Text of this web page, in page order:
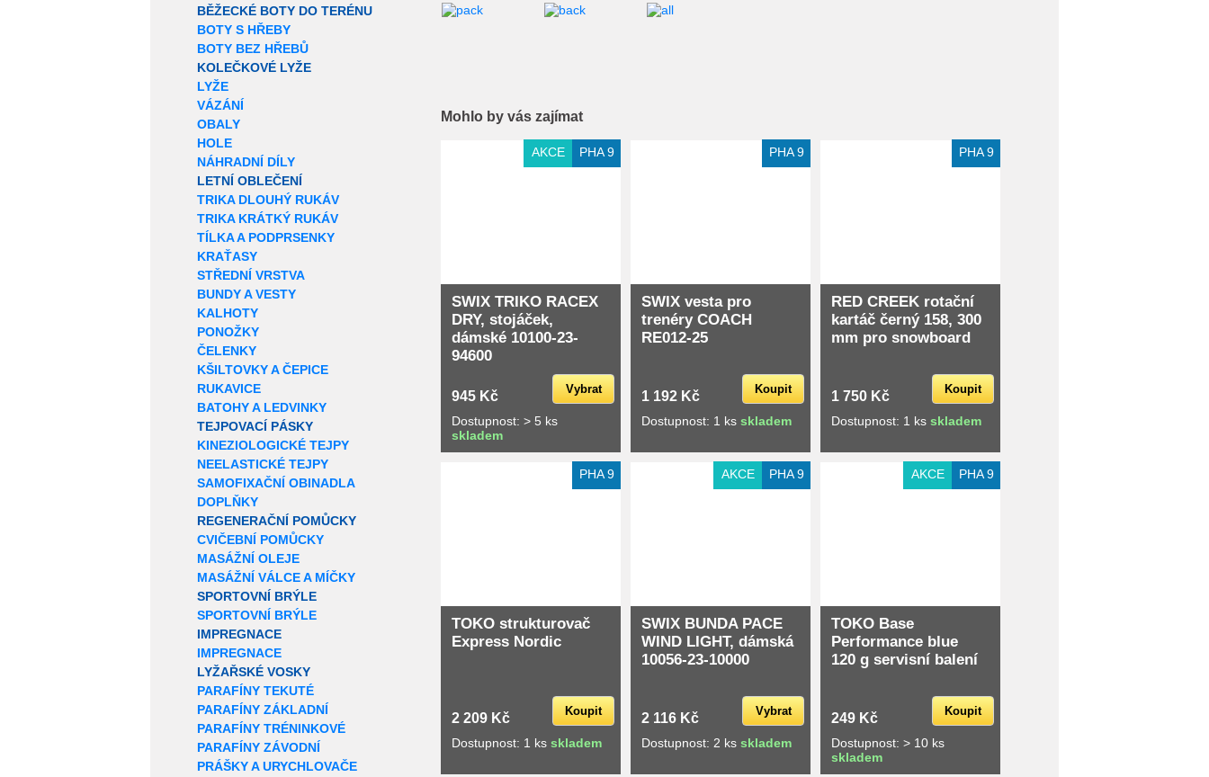
BĚŽECKÉ BOTY DO TERÉNU
BOTY S HŘEBY
BOTY BEZ HŘEBŮ
KOLEČKOVÉ LYŽE
LYŽE
VÁZÁNÍ
OBALY
HOLE
NÁHRADNÍ DÍLY
LETNÍ OBLEČENÍ
TRIKA DLOUHÝ RUKÁV
TRIKA KRÁTKÝ RUKÁV
TÍLKA A PODPRSENKY
KRAŤASY
STŘEDNÍ VRSTVA
BUNDY A VESTY
KALHOTY
PONOŽKY
ČELENKY
KŠILTOVKY A ČEPICE
RUKAVICE
BATOHY A LEDVINKY
TEJPOVACÍ PÁSKY
KINEZIOLOGICKÉ TEJPY
NEELASTICKÉ TEJPY
SAMOFIXAČNÍ OBINADLA
DOPLŇKY
REGENERAČNÍ POMŮCKY
CVIČEBNÍ POMŮCKY
MASÁŽNÍ OLEJE
MASÁŽNÍ VÁLCE A MÍČKY
SPORTOVNÍ BRÝLE
SPORTOVNÍ BRÝLE
IMPREGNACE
IMPREGNACE
LYŽAŘSKÉ VOSKY
PARAFÍNY TEKUTÉ
PARAFÍNY ZÁKLADNÍ
PARAFÍNY TRÉNINKOVÉ
PARAFÍNY ZÁVODNÍ
PRÁŠKY A URYCHLOVAČE
Mohlo by vás zajímat
AKCE PHA 9
SWIX TRIKO RACEX
DRY, stojáček,
dámské 10100-23-
94600
945 Kč Vybrat
Dostupnost: > 5 ks
skladem
Extra slevy pro registrované
PHA 9
SWIX vesta pro
trenéry COACH
RE012-25
1 192 Kč Koupit
Dostupnost: 1 ks skladem
Extra slevy pro registrované
PHA 9
RED CREEK rotační
kartáč černý 158, 300
mm pro snowboard
1 750 Kč Koupit
Dostupnost: 1 ks skladem
Extra slevy pro registrované
PHA 9
TOKO strukturovač
Express Nordic
2 209 Kč Koupit
Dostupnost: 1 ks skladem
AKCE PHA 9
SWIX BUNDA PACE
WIND LIGHT, dámská
10056-23-10000
2 116 Kč Vybrat
Dostupnost: 2 ks skladem
AKCE PHA 9
TOKO Base
Performance blue
120 g servisní balení
249 Kč Koupit
Dostupnost: > 10 ks
skladem